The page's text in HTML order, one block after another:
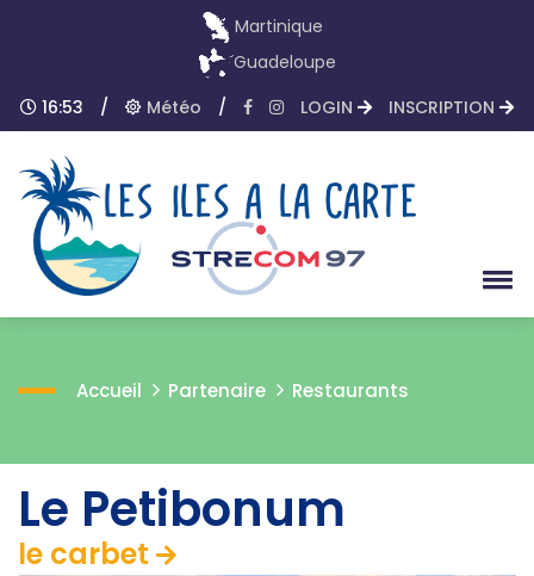
Martinique
Guadeloupe
16:53
/ Météo / LOGIN INSCRIPTION
Accueil Partenaire Restaurants
Le Petibonum
le carbet